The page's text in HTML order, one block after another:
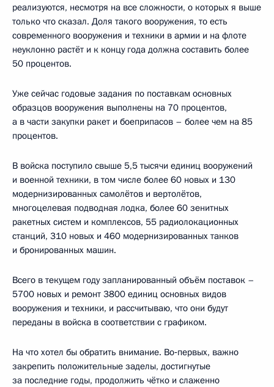
реализуются, несмотря на все сложности, о которых я выше
только что сказал. Доля такого вооружения, то есть
современного вооружения и техники в армии и на флоте
неуклонно растёт и к концу года должна составить более
50 процентов.
Уже сейчас годовые задания по поставкам основных
образцов вооружения выполнены на 70 процентов,
а в части закупки ракет и боеприпасов – более чем на 85
процентов.
В войска поступило свыше 5,5 тысячи единиц вооружений
и военной техники, в том числе более 60 новых и 130
модернизированных самолётов и вертолётов,
многоцелевая подводная лодка, более 60 зенитных
ракетных систем и комплексов, 55 радиолокационных
станций, 310 новых и 460 модернизированных танков
и бронированных машин.
Всего в текущем году запланированный объём поставок –
5700 новых и ремонт 3800 единиц основных видов
вооружения и техники, и рассчитываю, что они будут
переданы в войска в соответствии с графиком.
На что хотел бы обратить внимание. Во‑первых, важно
закрепить положительные заделы, достигнутые
за последние годы, продолжить чётко и слаженно